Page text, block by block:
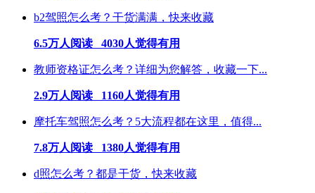
b2驾照怎么考？干货满满，快来收藏
6.5万人阅读 4030人觉得有用
教师资格证怎么考？详细为您解答，收藏一下...
2.9万人阅读 1160人觉得有用
摩托车驾照怎么考？5大流程都在这里，值得...
7.8万人阅读 1380人觉得有用
d照怎么考？都是干货，快来收藏